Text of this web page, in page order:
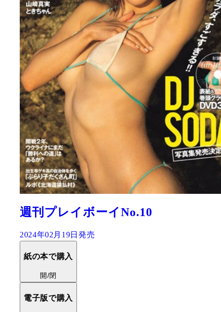
週刊プレイボーイNo.10
2024年02月19日発売
紙の本で購入
開/閉
電子版で購入